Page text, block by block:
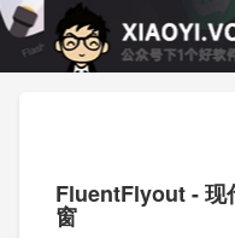
FluentFlyout - 现
窗